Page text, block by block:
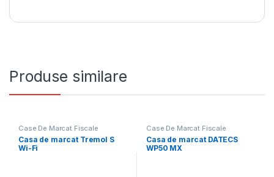
Produse similare
Case De Marcat Fiscale
Casa de marcat Tremol S
Wi-Fi
Case De Marcat Fiscale
Casa de marcat DATECS
WP50 MX